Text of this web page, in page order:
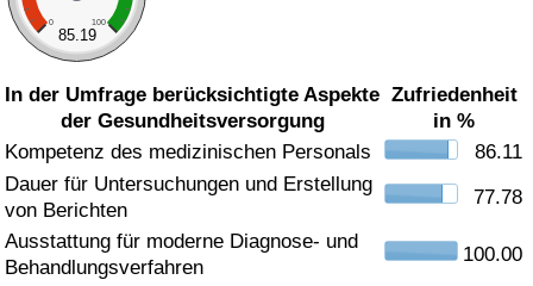
0 100
85.19
In der Umfrage berücksichtigte Aspekte
der Gesundheitsversorgung
Zufriedenheit
in %
Kompetenz des medizinischen Personals
86.11
Dauer für Untersuchungen und Erstellung
von Berichten
77.78
Ausstattung für moderne Diagnose- und
Behandlungsverfahren
100.00
in Akaba
Kriminalität
Kriminalitäts-Index (aktuell)
Kriminalitäts-Index
Kriminalitätsindex nach Land